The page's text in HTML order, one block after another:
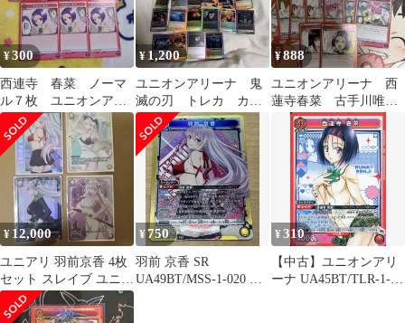
¥300
西連寺 春菜 ノーマ
ル７枚 ユニオンアリ
ーナ
¥ 1,200
ユニオンアリーナ 鬼
滅の刃 トレカ カー
ド まとめ売り 大量
セット
¥888
ユニオンアリーナ 西
蓮寺春菜 古手川唯
¥ 12,000
ユニアリ 羽前京香 4枚
セット スレイブ ユニオ
ンアリーナ
¥750
羽前 京香 SR
UA49BT/MSS-1-020 ユ
¥310
【中古】ユニオンアリ
ーナ UA45BT/TLR-1-